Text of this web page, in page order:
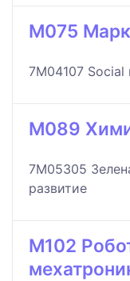
M075
7M04107
M089
7M05305
развитие
M102